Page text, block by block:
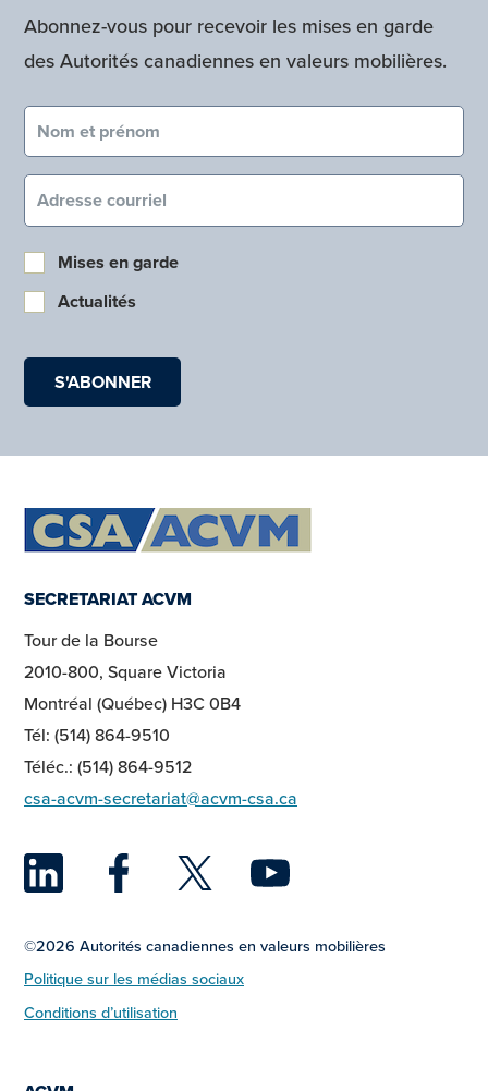
Abonnez-vous pour recevoir les mises en garde
des Autorités canadiennes en valeurs mobilières.
Nom et prénom (obligatoire)
Courriel (obligatoire)
Mises en garde
Actualités
SECRETARIAT ACVM
Tour de la Bourse
2010-800, Square Victoria
Montréal (Québec) H3C 0B4
Tél: (514) 864-9510
Téléc.: (514) 864-9512
csa-acvm-secretariat@acvm-csa.ca
LinkedIn
Facebook
Twitter
©2026 Autorités canadiennes en valeurs mobilières
Politique sur les médias sociaux
Conditions d’utilisation